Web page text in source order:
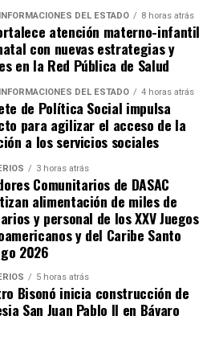
DEL ESTADO 8 horas atrás
atención materno-infantil
con nuevas estrategias y
en la Red Pública de Salud
DEL ESTADO 4 horas atrás
de Política Social impulsa
para agilizar el acceso de la
a los servicios sociales
3 horas atrás
Comunitarios de DASAC
alimentación de miles de
y personal de los XXV Juegos
y del Caribe Santo
2026
5 horas atrás
Bisonó inicia construcción de
San Juan Pablo II en Bávaro